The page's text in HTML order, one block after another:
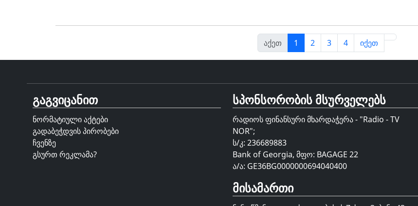
აქეთ 1 2 3 4 იქეთ
გაგვიცანით
ნორმატიული აქტები
გადაბეჭდვის პირობები
ჩვენზე
გსურთ რეკლამა?
სპონსორობის მსურველებს
რადიოს ფინანსური მხარდაჭერა - "Radio - TV
NOR";
ს/კ: 236689883
Bank of Georgia, მფო: BAGAGE 22
ა/ა: GE36BG0000000694040400
მისამართი